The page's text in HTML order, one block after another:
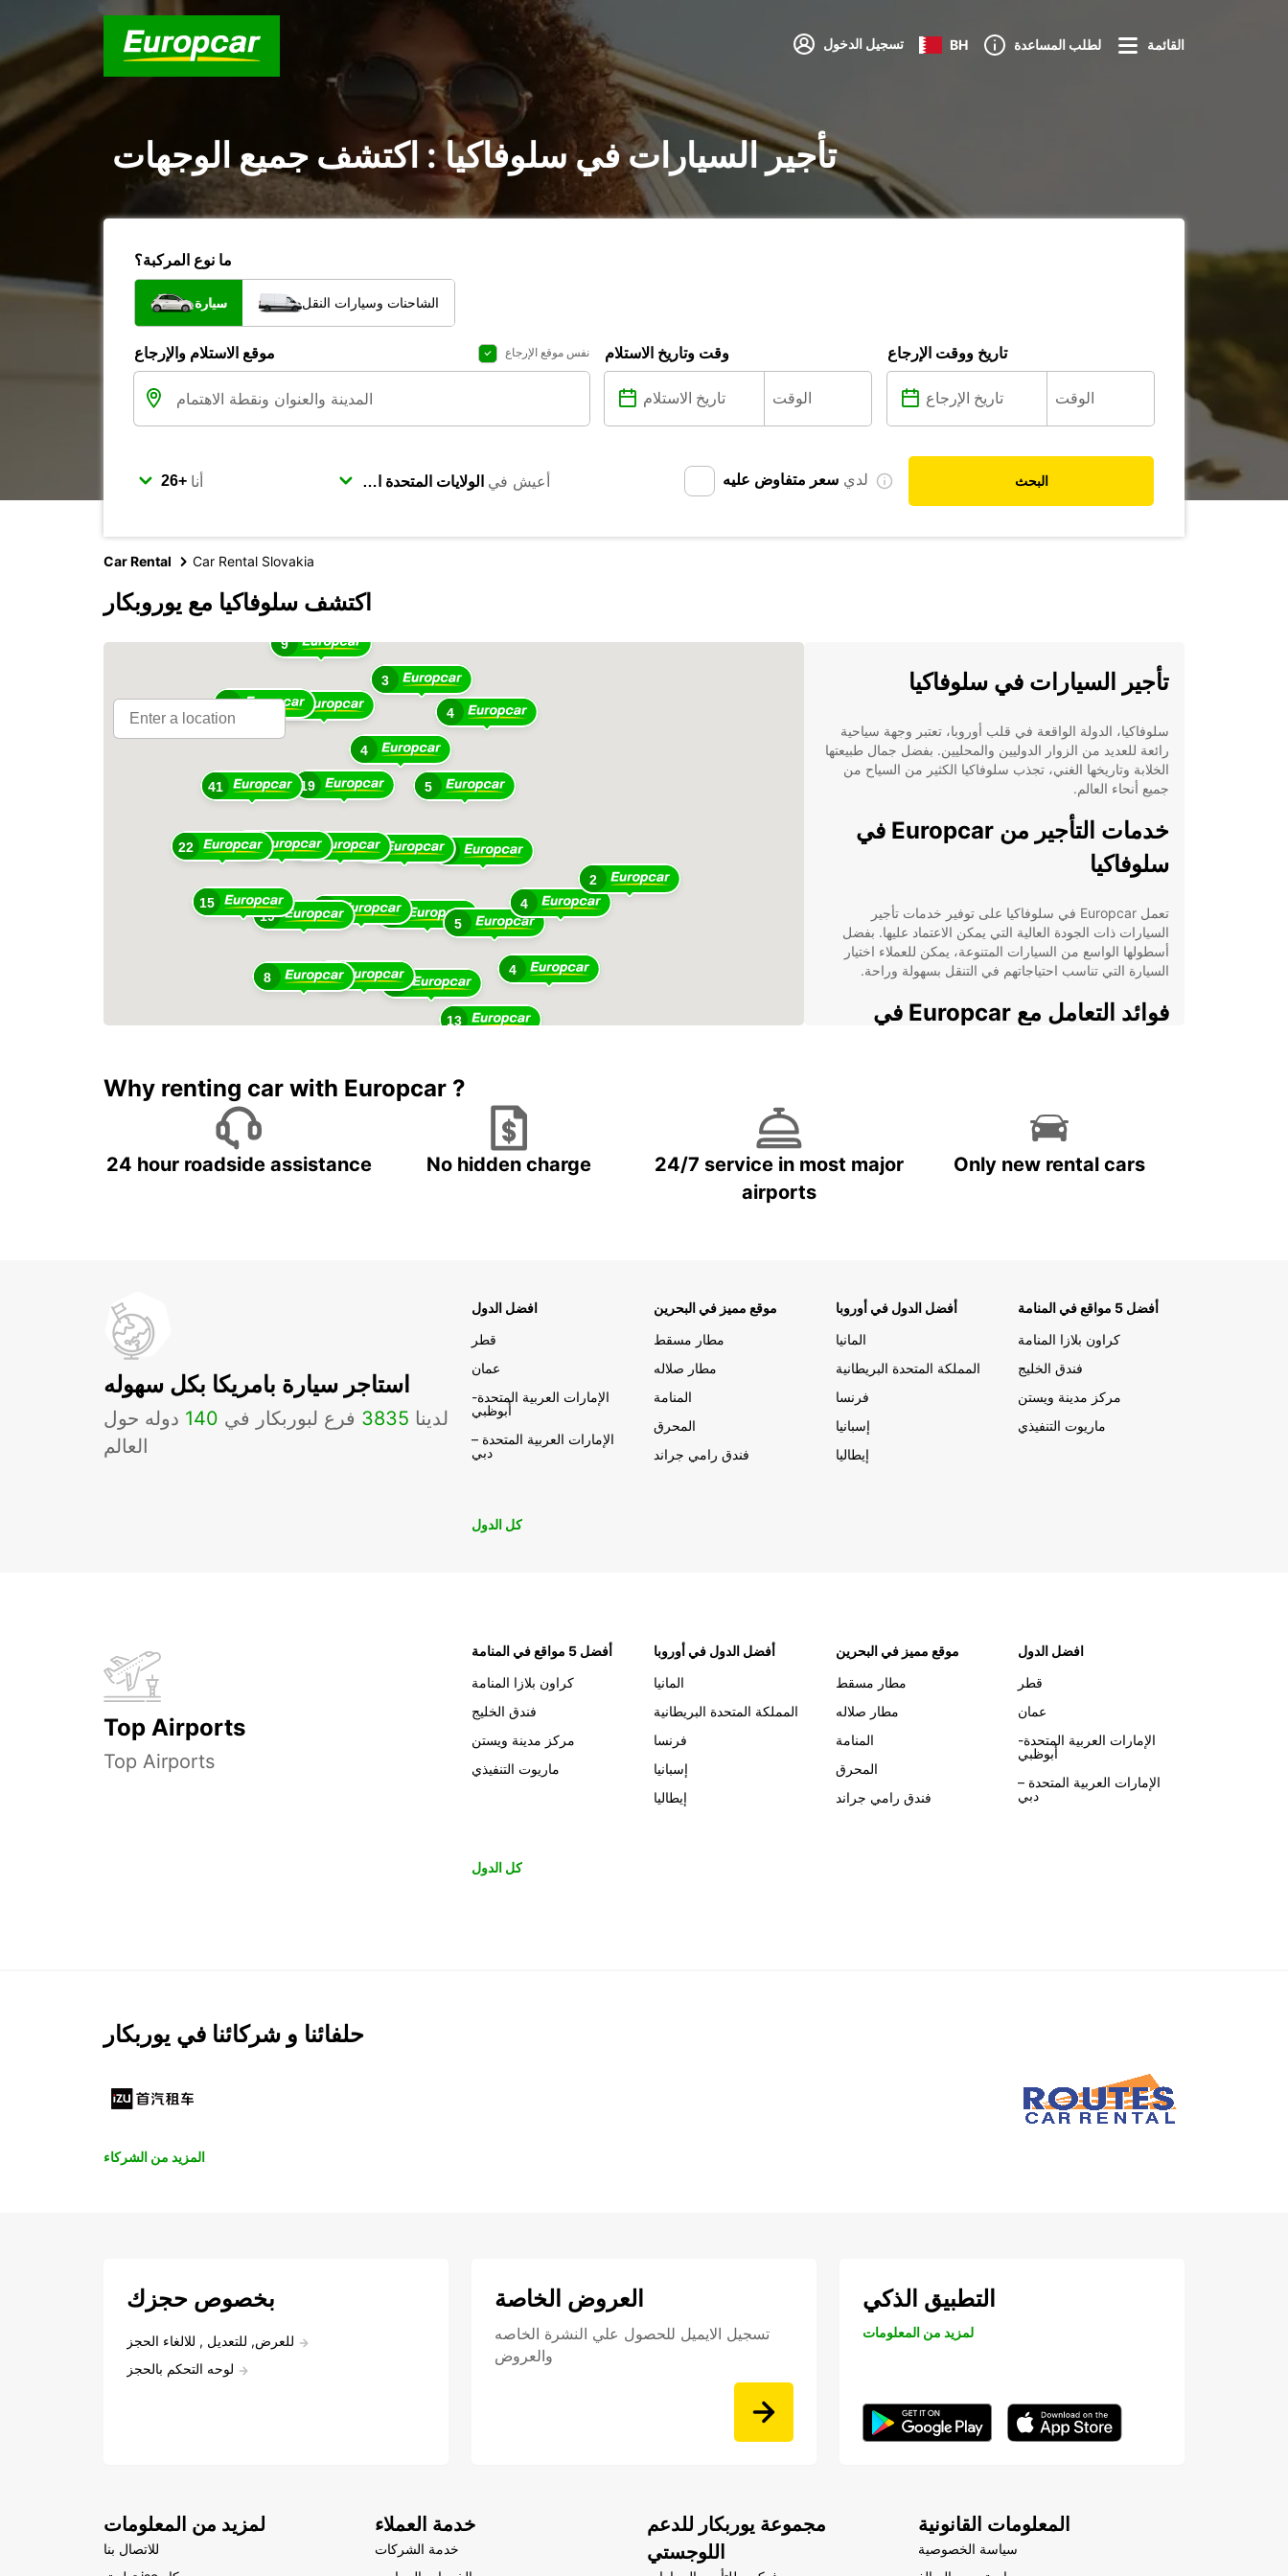
تسجيل الدخول BH لطلب المساعدة القائمة
تأجير السيارات في سلوفاكيا : اكتشف جميع الوجهات
ما نوع المركبة؟
سيارة الشاحنات وسيارات النقل
موقع الاستلام والإرجاع نفس موقع الإرجاع وقت وتاريخ الاستلام تاريخ ووقت الإرجاع
أنا أعيش في لدي سعر متفاوض عليه البحث
Car Rental Car Rental Slovakia
اكتشف سلوفاكيا مع يوروبكار
14
5
11
10
4
5
13
19
4
12 4
3
20
28
41
19
4
5
2
41
13
9
13
8
15
22
تأجير السيارات في سلوفاكيا
سلوفاكيا، الدولة الواقعة في قلب أوروبا، تعتبر وجهة سياحية
رائعة للعديد من الزوار الدوليين والمحليين. بفضل جمال طبيعتها
الخلابة وتاريخها الغني، تجذب سلوفاكيا الكثير من السياح من
جميع أنحاء العالم.
خدمات التأجير من Europcar في
سلوفاكيا
تعمل Europcar في سلوفاكيا على توفير خدمات تأجير
السيارات ذات الجودة العالية التي يمكن الاعتماد عليها. بفضل
أسطولها الواسع من السيارات المتنوعة، يمكن للعملاء اختيار
السيارة التي تناسب احتياجاتهم في التنقل بسهولة وراحة.
فوائد التعامل مع Europcar في
للاختيار من بينها.
خدمة عملاء ممتازة وفريق عمل محترف يضمنان
تجربة تأجير مريحة.
سلوفاكيا
سواء كنت تزور سلوفاكيا للعمل أو للترفيه، يمكنك الاعتماد على
Europcar لتوفير وسيلة تنقل مريحة وموثوقة. اختر من بين
أحدث السيارات واستمتع برحلتك دون عناء.
Why renting car with Europcar ?
24 hour roadside assistance No hidden charge
24/7 service in most major
airports
Only new rental cars
استاجر سيارة بامريكا بكل سهوله
لدينا 3835 فرع لبوربكار في 140 دوله حول
العالم
افضل الدول
قطر
عمان
الإمارات العربية المتحدة-
أبوظبي
الإمارات العربية المتحدة –
دبي
موقع مميز في البحرين
مطار مسقط
مطار صلاله
المنامة
المحرق
فندق رامي جراند
أفضل الدول في أوروبا
المانيا
المملكة المتحدة البريطانية
فرنسا
إسبانيا
إيطاليا
أفضل 5 مواقع في المنامة
كراون بلازا المنامة
فندق الخليج
مركز مدينة ويستن
ماريوت التنفيذي
كل الدول
Top Airports
Top Airports
أفضل 5 مواقع في المنامة
كراون بلازا المنامة
فندق الخليج
مركز مدينة ويستن
ماريوت التنفيذي
أفضل الدول في أوروبا
المانيا
المملكة المتحدة البريطانية
فرنسا
إسبانيا
إيطاليا
موقع مميز في البحرين
مطار مسقط
مطار صلاله
المنامة
المحرق
فندق رامي جراند
افضل الدول
قطر
عمان
الإمارات العربية المتحدة-
أبوظبي
الإمارات العربية المتحدة –
دبي
كل الدول
حلفائنا و شركائنا في يوربكار
المزيد من الشركاء
بخصوص حجزك
للعرض, للتعديل , للالغاء الحجز
لوحه التحكم بالحجز
العروض الخاصة
تسجيل الايميل للحصول علي النشرة الخاصه
والعروض
التطبيق الذكي
لمزيد من المعلومات
لمزيد من المعلومات
للاتصال بنا
خدمة العملاء
خدمة الشركات
مجموعة يوربكار للدعم
اللوجستي
المعلومات القانونية
سياسة الخصوصية